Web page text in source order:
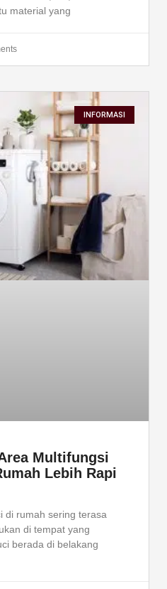
material yang
INFORMASI
Multifungsi
Lebih Rapi
di rumah sering terasa
di tempat yang
berada di belakang